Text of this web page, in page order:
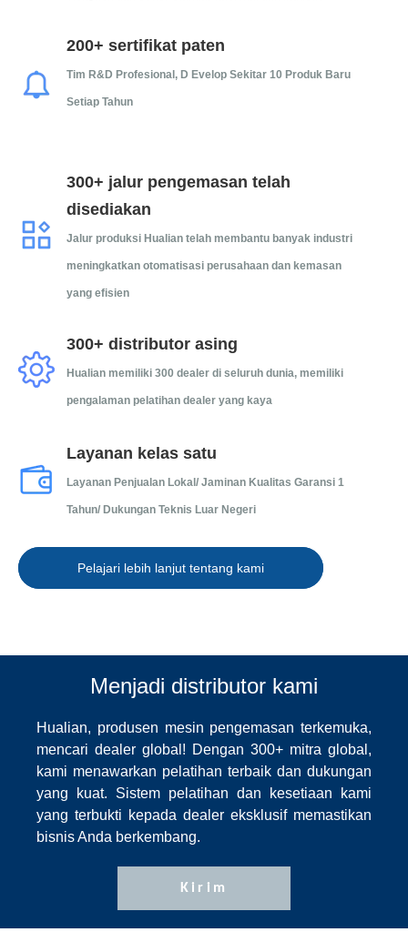
200+ sertifikat paten
Tim R&D Profesional, D Evelop Sekitar 10 Produk Baru
Setiap Tahun
300+ jalur pengemasan telah
disediakan
Jalur produksi Hualian telah membantu banyak industri
meningkatkan otomatisasi perusahaan dan kemasan
yang efisien
300+ distributor asing
Hualian memiliki 300 dealer di seluruh dunia, memiliki
pengalaman pelatihan dealer yang kaya
Layanan kelas satu
Layanan Penjualan Lokal/ Jaminan Kualitas Garansi 1
Tahun/ Dukungan Teknis Luar Negeri
Pelajari lebih lanjut tentang kami
Menjadi distributor kami
Hualian, produsen mesin pengemasan terkemuka,
mencari dealer global! Dengan 300+ mitra global,
kami menawarkan pelatihan terbaik dan dukungan
yang kuat. Sistem pelatihan dan kesetiaan kami
yang terbukti kepada dealer eksklusif memastikan
bisnis Anda berkembang.
Kirim